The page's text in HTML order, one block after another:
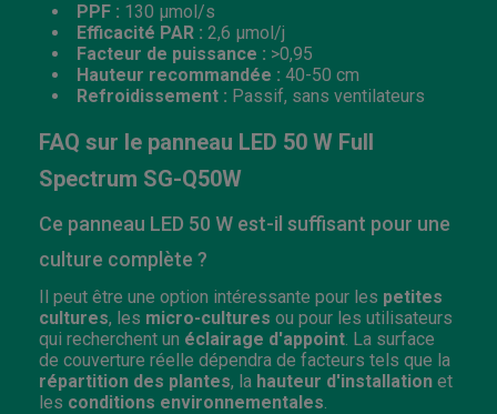
PPF : 130 µmol/s
Efficacité PAR : 2,6 µmol/j
Facteur de puissance : >0,95
Hauteur recommandée : 40-50 cm
Refroidissement : Passif, sans ventilateurs
FAQ sur le panneau LED 50 W Full
Spectrum SG-Q50W
Ce panneau LED 50 W est-il suffisant pour une
culture complète ?
Il peut être une option intéressante pour les petites
cultures, les micro-cultures ou pour les utilisateurs
qui recherchent un éclairage d'appoint . La surface
de couverture réelle dépendra de facteurs tels que la
répartition des plantes, la hauteur d'installation et
les conditions environnementales